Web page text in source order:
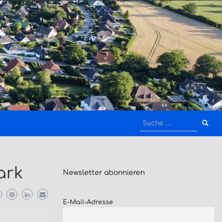
Suche
Newsletter abonnieren
E-Mail-Adresse